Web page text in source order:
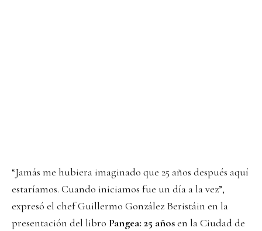
“Jamás me hubiera imaginado que 25 años después aquí
estaríamos. Cuando iniciamos fue un día a la vez”,
expresó el chef Guillermo González Beristáin en la
presentación del libro Pangea: 25 añosen la Ciudad de